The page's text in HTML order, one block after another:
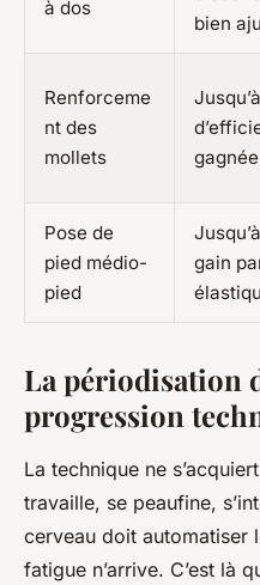
à dos
bien
Renforceme
nt des
mollets
gagnée
Pose de
pied médio-
pied
gain
La périodisation
progression
La technique ne
travaille, se peaufine,
cerveau doit automatiser
fatigue n’arrive. C’est là